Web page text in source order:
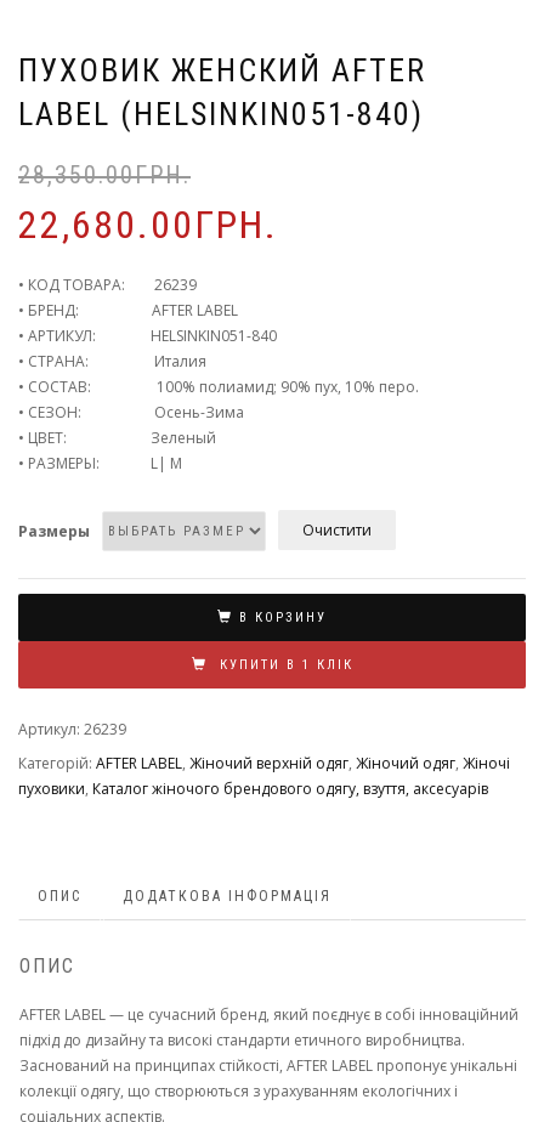
ПУХОВИК ЖЕНСКИЙ AFTER
LABEL (HELSINKIN051-840)
28,350.00ГРН.
22,680.00ГРН.
• КОД ТОВАРА: 26239
• БРЕНД: AFTER LABEL
• АРТИКУЛ: HELSINKIN051-840
• СТРАНА: Италия
• СОСТАВ: 100% полиамид; 90% пух, 10% перо.
• СЕЗОН: Осень-Зима
• ЦВЕТ: Зеленый
• РАЗМЕРЫ: L| M
Размеры Очистити
В КОРЗИНУ
КУПИТИ В 1 КЛІК
Артикул: 26239
Категорій: AFTER LABEL, Жіночий верхній одяг, Жіночий одяг, Жіночі
пуховики, Каталог жіночого брендового одягу, взуття, аксесуарів
ОПИС ДОДАТКОВА ІНФОРМАЦІЯ
ОПИС
AFTER LABEL — це сучасний бренд, який поєднує в собі інноваційний
підхід до дизайну та високі стандарти етичного виробництва.
Заснований на принципах стійкості, AFTER LABEL пропонує унікальні
колекції одягу, що створюються з урахуванням екологічних і
соціальних аспектів.